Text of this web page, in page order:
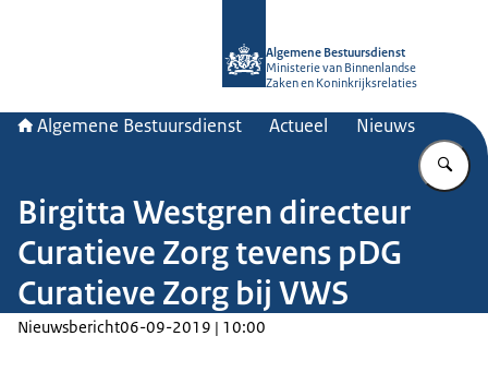
Algemene Bestuursdienst
Ministerie van Binnenlandse
Zaken en Koninkrijksrelaties
Algemene Bestuursdienst Actueel Nieuws
Birgitta Westgren directeur
Curatieve Zorg tevens pDG
Curatieve Zorg bij VWS
Nieuwsbericht06-09-2019 | 10:00